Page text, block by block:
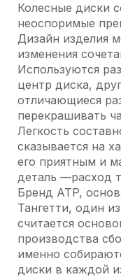
Колесные диски
неоспоримые
Дизайн изделия
изменения
Используются
центр диска,
отличающиеся
перекрашивать
Легкость
сказывается на
его приятным и
деталь —расход
Бренд ATP,
Тангетти, один
считается
производства
именно
диски в каждой